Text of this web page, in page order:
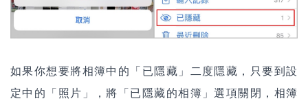
如果你想要將相簿中的「已隱藏」二度隱藏，只要到設
定中的「照片」，將「已隱藏的相簿」選項關閉，相簿